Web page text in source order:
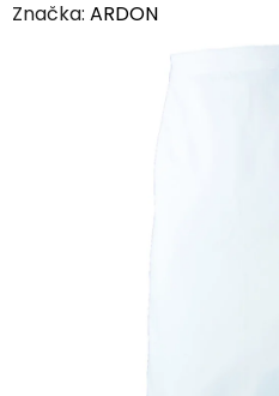
hodnotenie
Značka: ARDON